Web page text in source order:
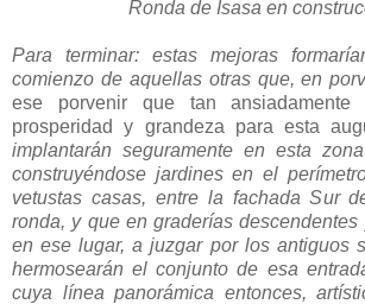
Ronda de Isasa en
Para terminar: estas mejoras
comienzo de aquellas otras que, en
ese porvenir que tan
prosperidad y grandeza para esta
implantarán seguramente en esta
construyéndose jardines en el
vetustas casas, entre la fachada Sur
ronda, y que en graderías
en ese lugar, a juzgar por los antiguos
hermosearán el conjunto de esa
cuya línea panorámica entonces,